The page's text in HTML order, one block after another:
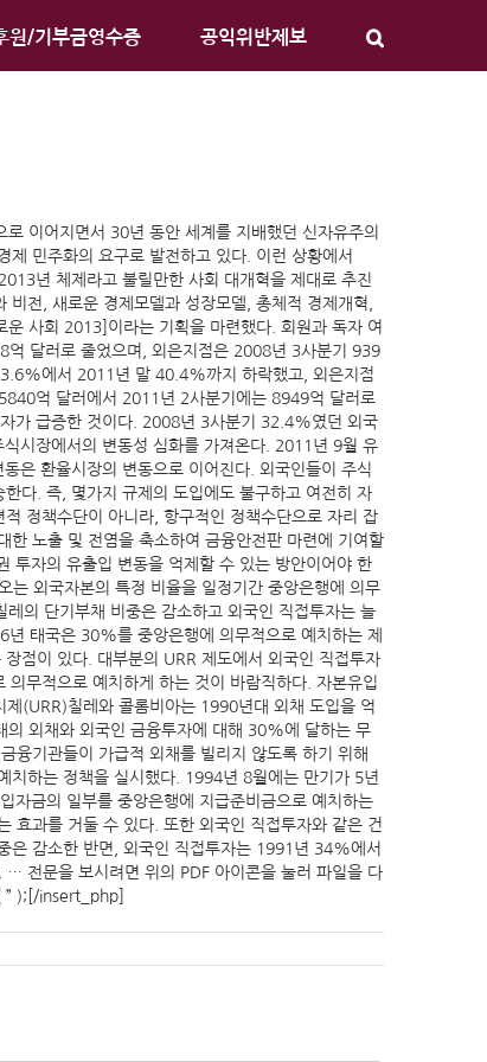
원/기부금영수증 공익위반제보
이어지면서 30년 동안 세계를 지배했던 신자유주의
민주화의 요구로 발전하고 있다. 이런 상황에서
년 체제라고 불릴만한 사회 대개혁을 제대로 추진
전, 새로운 경제모델과 성장모델, 총체적 경제개혁,
사회 2013]이라는 기획을 마련했다. 회원과 독자 여
달러로 줄었으며, 외은지점은 2008년 3사분기 939
에서 2011년 말 40.4%까지 하락했고, 외은지점
억 달러에서 2011년 2사분기에는 8949억 달러로
가 급증한 것이다. 2008년 3사분기 32.4%였던 외국
시장에서의 변동성 심화를 가져온다. 2011년 9월 유
은 환율시장의 변동으로 이어진다. 외국인들이 주식
다. 즉, 몇가지 규제의 도입에도 불구하고 여전히 자
정책수단이 아니라, 항구적인 정책수단으로 자리 잡
한 노출 및 전염을 축소하여 금융안전판 마련에 기여할
투자의 유출입 변동을 억제할 수 있는 방안이어야 한
외국자본의 특정 비율을 일정기간 중앙은행에 의무
의 단기부채 비중은 감소하고 외국인 직접투자는 늘
태국은 30%를 중앙은행에 의무적으로 예치하는 제
점이 있다. 대부분의 URR 제도에서 외국인 직접투자
무적으로 예치하게 하는 것이 바람직하다. 자본유입
(URR)칠레와 콜롬비아는 1990년대 외채 도입을 억
외채와 외국인 금융투자에 대해 30%에 달하는 무
융기관들이 가급적 외채를 빌리지 않도록 하기 위해
치하는 정책을 실시했다. 1994년 8월에는 만기가 5년
자금의 일부를 중앙은행에 지급준비금으로 예치하는
효과를 거둘 수 있다. 또한 외국인 직접투자와 같은 건
은 감소한 반면, 외국인 직접투자는 1991년 34%에서
전문을 보시려면 위의 PDF 아이콘을 눌러 파일을 다
);[/insert_php]